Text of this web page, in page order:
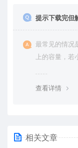
提示下载完但
最常见的情况
上的容量，
查看详情
相关文章